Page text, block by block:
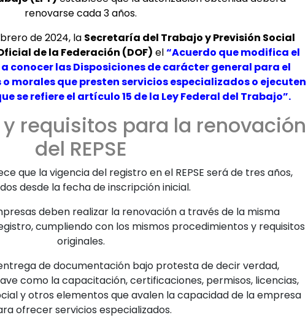
renovarse cada 3 años.
de 2024, la Secretaría del Trabajo y Previsión Social
de la Federación (DOF) el“Acuerdo que modifica el
conocer las Disposiciones de carácter general para el
morales que presten servicios especializados o ejecuten
se refiere el artículo 15 de la Ley Federal del Trabajo”.
requisitos para la renovación
del REPSE
que la vigencia del registro en el REPSE será de tres años,
desde la fecha de inscripción inicial.
deben realizar la renovación a través de la misma
cumpliendo con los mismos procedimientos y requisitos
originales.
de documentación bajo protesta de decir verdad,
como la capacitación, certificaciones, permisos, licencias,
y otros elementos que avalen la capacidad de la empresa
ofrecer servicios especializados.